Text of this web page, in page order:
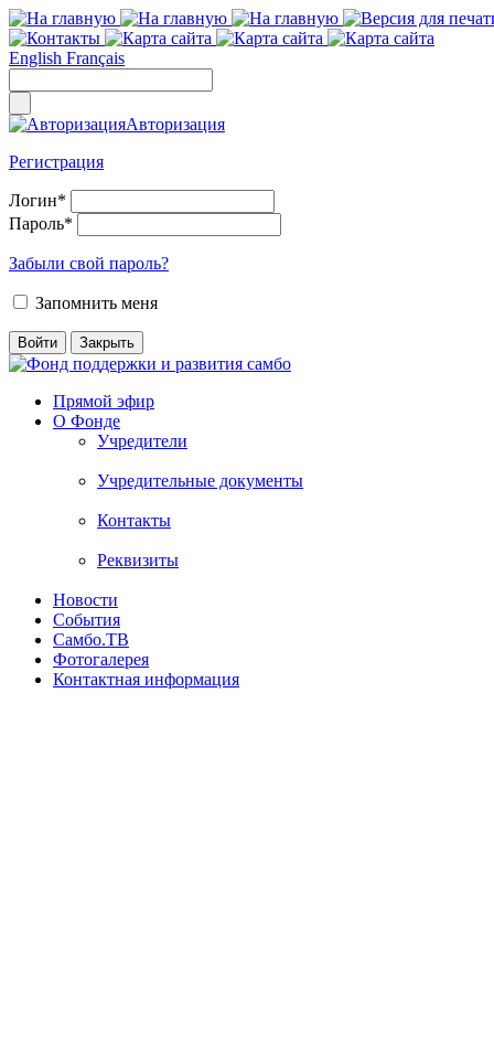
English Français
Авторизация
Регистрация
Логин*
Пароль*
Забыли свой пароль?
Запомнить меня
Прямой эфир
О Фонде
Учредители
Учредительные документы
Контакты
Реквизиты
Новости
События
Самбо.ТВ
Фотогалерея
Контактная информация